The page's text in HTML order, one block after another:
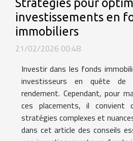
investissements en
immobiliers
21/02/2026 00:48
Investir dans les fonds
investisseurs en quête de
rendement. Cependant, pour
ces placements, il convient
stratégies complexes et
dans cet article des conseils